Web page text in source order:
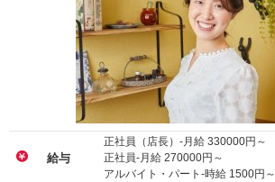
給与
正社員（店長）-月給 330000円～
正社員-月給 270000円～
アルバイト・パート-時給 1500円～